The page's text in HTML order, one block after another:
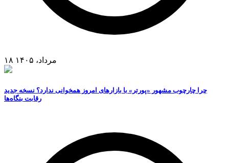
۱۸ مرداد، ۱۴۰۵
چرا چارچوب مشهور «پورتر» با بازارهای امروز همخوانی ندارد؟ نسخه جدید
رقابت‌ بنگاه‌ها